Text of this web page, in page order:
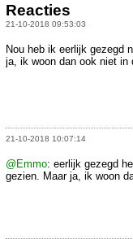
Reacties
21-10-2018 09:53:03
Nou heb ik eerlijk gezegd
ja, ik woon dan ook niet in
21-10-2018 10:07:14
@Emmo: eerlijk gezegd
gezien. Maar ja, ik woon